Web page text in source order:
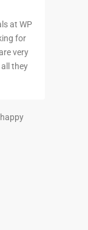
at WP
for
very
they
happy